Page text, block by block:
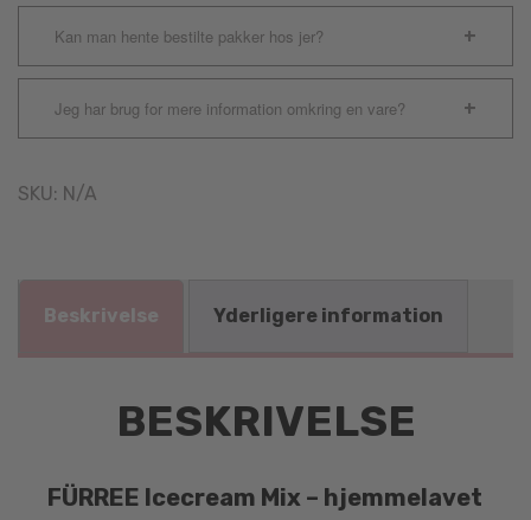
Kan man hente bestilte pakker hos jer?
Jeg har brug for mere information omkring en vare?
SKU: N/A
Beskrivelse Yderligere information
BESKRIVELSE
FÜRREE Icecream Mix – hjemmelavet